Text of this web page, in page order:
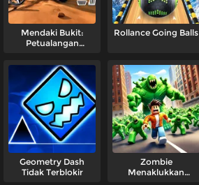
Mendaki Bukit:
Petualangan
Rollance Going Balls
Geometry Dash
Tidak Terblokir
Zombie
Menaklukkan